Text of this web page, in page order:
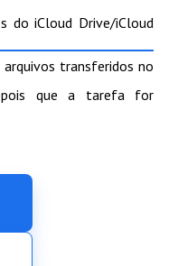
do iCloud Drive/iCloud
transferidos no
que a tarefa for